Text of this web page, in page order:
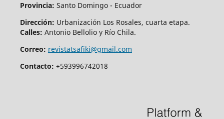
Provincia: Santo Domingo - Ecuador
Dirección: Urbanización Los Rosales, cuarta etapa.
Calles: Antonio Bellolio y Río Chila.
Correo: revistatsafiki@gmail.com
Contacto: +593996742018